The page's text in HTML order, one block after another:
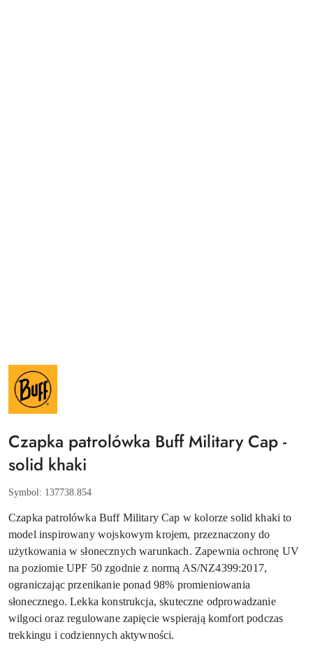
NAZWA
PRODUCENTA:
BUFF
Czapka patrolówka Buff Military Cap -
solid khaki
Symbol: 137738.854
Czapka patrolówka Buff Military Cap w kolorze solid khaki to
model inspirowany wojskowym krojem, przeznaczony do
użytkowania w słonecznych warunkach. Zapewnia ochronę UV
na poziomie UPF 50 zgodnie z normą AS/NZ4399:2017,
ograniczając przenikanie ponad 98% promieniowania
słonecznego. Lekka konstrukcja, skuteczne odprowadzanie
wilgoci oraz regulowane zapięcie wspierają komfort podczas
trekkingu i codziennych aktywności.